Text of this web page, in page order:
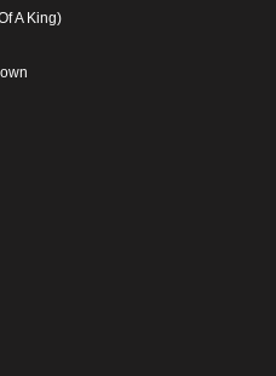
A King)